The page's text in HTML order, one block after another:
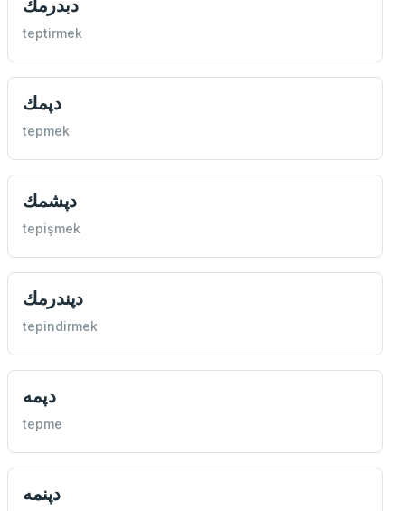
دبدرمك
teptirmek
دپمك
tepmek
دپشمك
tepişmek
دپندرمك
tepindirmek
دپمه
tepme
دپنمه